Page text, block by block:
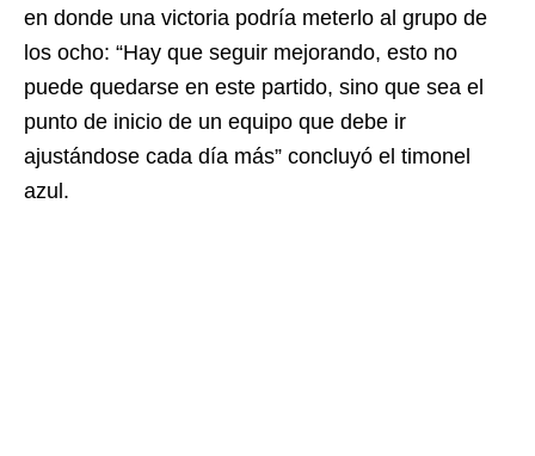
en donde una victoria podría meterlo al grupo de
los ocho: “Hay que seguir mejorando, esto no
puede quedarse en este partido, sino que sea el
punto de inicio de un equipo que debe ir
ajustándose cada día más” concluyó el timonel
azul.